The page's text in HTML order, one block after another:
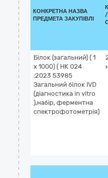
КОНКРЕТНА НАЗВА
ПРЕДМЕТА ЗАКУПІВЛІ
/
Білок (загальний) ( 1
х 1000) ( НК 024
:2023 53985
Загальний білок IVD
(діагностика in vitro
),набір, ферментна
спектрофотометрія)